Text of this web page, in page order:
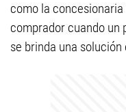
como la
comprador cuando
se brinda una solución